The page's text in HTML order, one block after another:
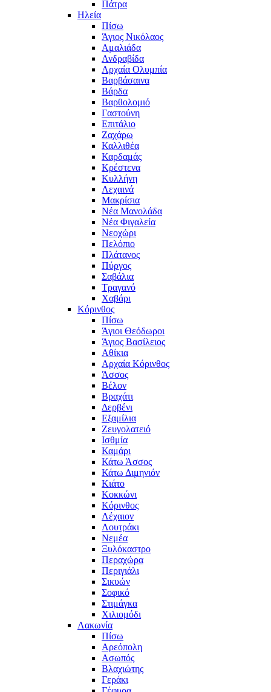
Πάτρα
Ηλεία
Πίσω
Άγιος Νικόλαος
Αμαλιάδα
Ανδραβίδα
Αρχαία Ολυμπία
Βαρβάσαινα
Βάρδα
Βαρθολομιό
Γαστούνη
Επιτάλιο
Ζαχάρω
Καλλιθέα
Καρδαμάς
Κρέστενα
Κυλλήνη
Λεχαινά
Μακρίσια
Νέα Μανολάδα
Νέα Φιγαλεία
Νεοχώρι
Πελόπιο
Πλάτανος
Πύργος
Σαβάλια
Τραγανό
Χαβάρι
Κόρινθος
Πίσω
Άγιοι Θεόδωροι
Άγιος Βασίλειος
Αθίκια
Αρχαία Κόρινθος
Άσσος
Βέλον
Βραχάτι
Δερβένι
Εξαμίλια
Ζευγολατειό
Ισθμία
Καμάρι
Κάτω Άσσος
Κάτω Διμηνιόν
Κιάτο
Κοκκώνι
Κόρινθος
Λέχαιον
Λουτράκι
Νεμέα
Ξυλόκαστρο
Περαχώρα
Περιγιάλι
Σικυών
Σοφικό
Στιμάγκα
Χιλιομόδι
Λακωνία
Πίσω
Αρεόπολη
Ασωπός
Βλαχιώτης
Γεράκι